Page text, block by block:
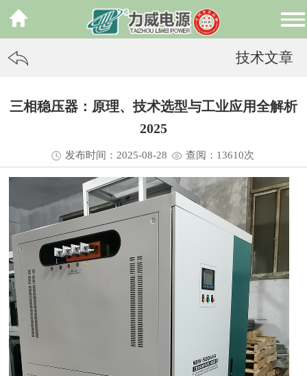
技术文章
三相稳压器：原理、技术选型与工业应用全解析
2025
发布时间：2025-08-28 查阅：13610次